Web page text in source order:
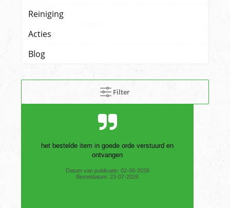
Reiniging
Acties
Blog
Filter
het bestelde item in goede orde verstuurd en
ontvangen
Datum van publicatie: 02-08-2026
Besteldatum: 23-07-2026